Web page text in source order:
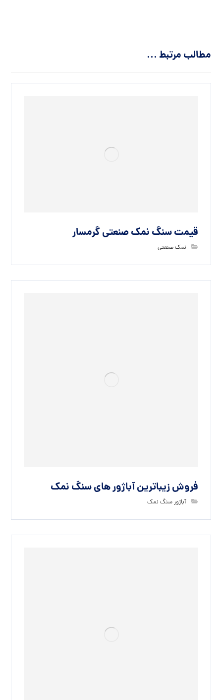
مطالب مرتبط ...
قیمت سنگ نمک صنعتی گرمسار
نمک صنعتی
فروش زیباترین آباژور های سنگ نمک
آباژور سنگ نمک